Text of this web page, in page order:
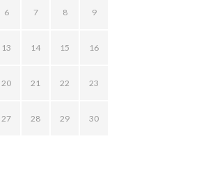
6 7 8 9
13 14 15 16
20 21 22 23
27 28 29 30